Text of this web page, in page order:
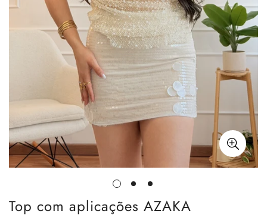
Top com aplicações AZAKA